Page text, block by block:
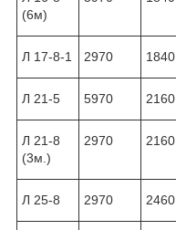
(6м)
Л 17-8-1 2970 1840
Л 21-5 5970 2160
Л 21-8
(3м.)
2970 2160
Л 25-8 2970 2460